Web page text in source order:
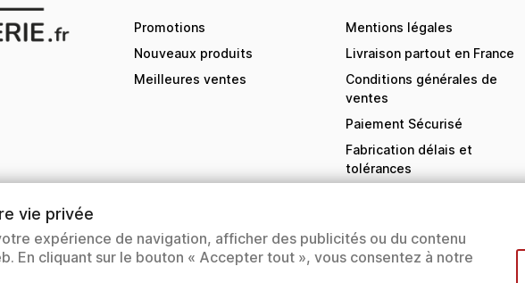
13h30
Promotions
Nouveaux produits
Meilleures ventes
Mentions légales
Livraison partout en France
Conditions générales de
ventes
Paiement Sécurisé
Fabrication délais et
tolérances
Magasins
vie privée
expérience de navigation, afficher des publicités ou du contenu
En cliquant sur le bouton « Accepter tout », vous consentez à notre